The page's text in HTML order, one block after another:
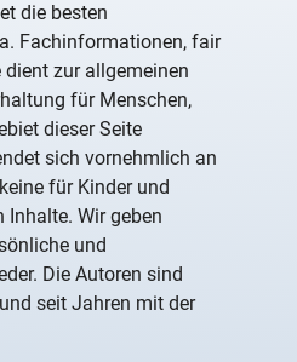
die besten
Fachinformationen, fair
zur allgemeinen
für Menschen,
dieser Seite
sich vornehmlich an
für Kinder und
Inhalte. Wir geben
und
Die Autoren sind
seit Jahren mit der